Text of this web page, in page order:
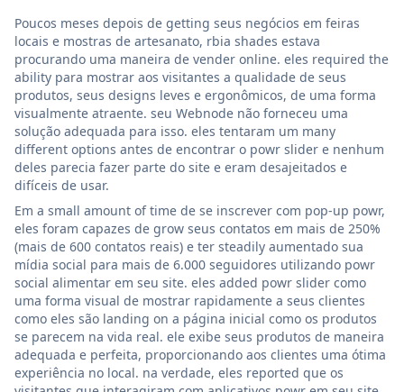
Poucos meses depois de getting seus negócios em feiras
locais e mostras de artesanato, rbia shades estava
procurando uma maneira de vender online. eles required the
ability para mostrar aos visitantes a qualidade de seus
produtos, seus designs leves e ergonômicos, de uma forma
visualmente atraente. seu Webnode não forneceu uma
solução adequada para isso. eles tentaram um many
different options antes de encontrar o powr slider e nenhum
deles parecia fazer parte do site e eram desajeitados e
difíceis de usar.
Em a small amount of time de se inscrever com pop-up powr,
eles foram capazes de grow seus contatos em mais de 250%
(mais de 600 contatos reais) e ter steadily aumentado sua
mídia social para mais de 6.000 seguidores utilizando powr
social alimentar em seu site. eles added powr slider como
uma forma visual de mostrar rapidamente a seus clientes
como eles são landing on a página inicial como os produtos
se parecem na vida real. ele exibe seus produtos de maneira
adequada e perfeita, proporcionando aos clientes uma ótima
experiência no local. na verdade, eles reported que os